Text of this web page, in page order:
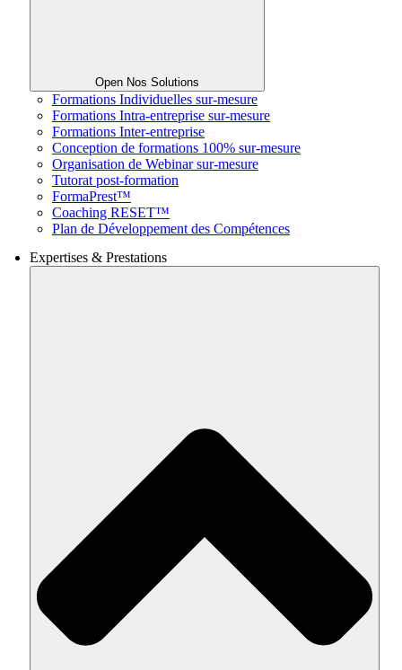
Open Nos Solutions
Formations Individuelles sur-mesure
Formations Intra-entreprise sur-mesure
Formations Inter-entreprise
Conception de formations 100% sur-mesure
Organisation de Webinar sur-mesure
Tutorat post-formation
FormaPrest™
Coaching RESET™
Plan de Développement des Compétences
Expertises & Prestations